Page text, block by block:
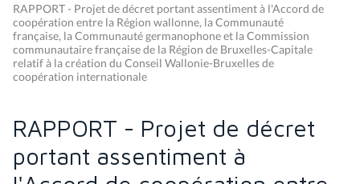
RAPPORT - Projet de décret portant assentiment à l'Accord de
coopération entre la Région wallonne, la Communauté
française, la Communauté germanophone et la Commission
communautaire française de la Région de Bruxelles-Capitale
relatif à la création du Conseil Wallonie-Bruxelles de
coopération internationale
RAPPORT - Projet de décret
portant assentiment à